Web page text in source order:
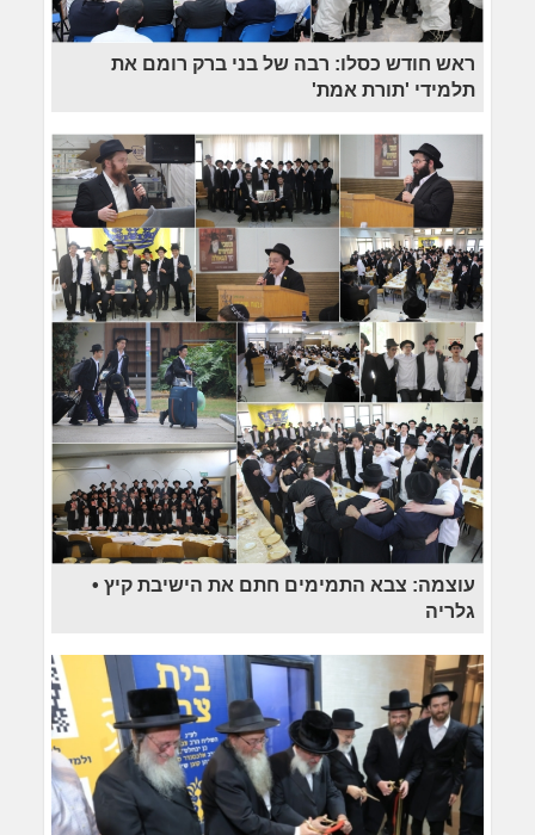
ראש חודש כסלו: רבה של בני ברק רומם את
תלמידי 'תורת אמת'
עוצמה: צבא התמימים חתם את הישיבת קיץ •
גלריה